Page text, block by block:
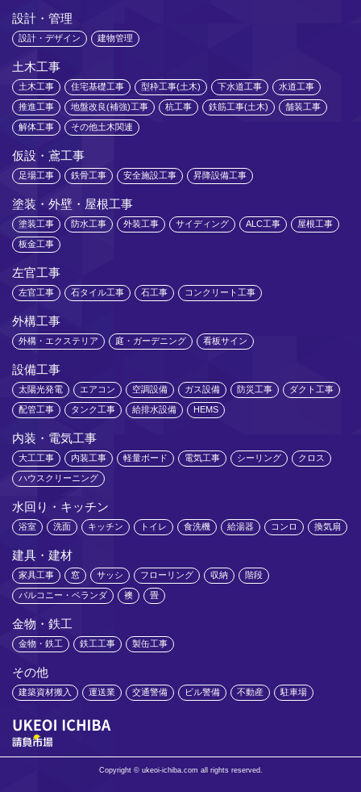
設計・管理
設計・デザイン 建物管理
土木工事
土木工事 住宅基礎工事 型枠工事(土木) 下水道工事 水道工事
推進工事 地盤改良(補強)工事 杭工事 鉄筋工事(土木) 舗装工事
解体工事 その他土木関連
仮設・鳶工事
足場工事 鉄骨工事 安全施設工事 昇降設備工事
塗装・外壁・屋根工事
塗装工事 防水工事 外装工事 サイディング ALC工事 屋根工事
板金工事
左官工事
左官工事 石タイル工事 石工事 コンクリート工事
外構工事
外構・エクステリア 庭・ガーデニング 看板サイン
設備工事
太陽光発電 エアコン 空調設備 ガス設備 防災工事 ダクト工事
配管工事 タンク工事 給排水設備 HEMS
内装・電気工事
大工工事 内装工事 軽量ボード 電気工事 シーリング クロス
ハウスクリーニング
水回り・キッチン
浴室 洗面 キッチン トイレ 食洗機 給湯器 コンロ 換気扇
建具・建材
家具工事 窓 サッシ フローリング 収納 階段
バルコニー・ベランダ 襖 畳
金物・鉄工
金物・鉄工 鉄工工事 製缶工事
その他
建築資材搬入 運送業 交通警備 ビル警備 不動産 駐車場
Copyright © ukeoi-ichiba.com all rights reserved.